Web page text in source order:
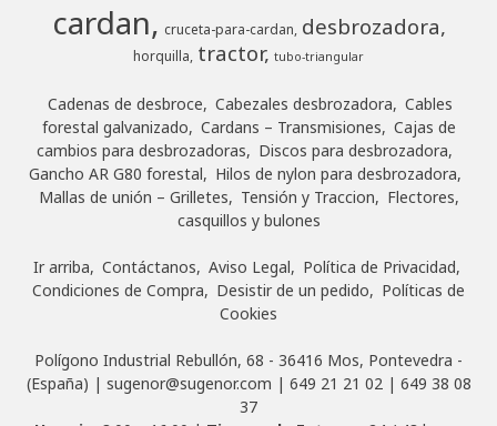
cardan cruceta-para-cardan desbrozadora
horquilla tractor tubo-triangular
Cadenas de desbroce Cabezales desbrozadora
Cables
forestal galvanizado
Cardans – Transmisiones
Cajas de
cambios para desbrozadoras
Discos para desbrozadora
Gancho AR G80 forestal
Hilos de nylon para desbrozadora
Mallas de unión – Grilletes
Tensión y Traccion
Flectores,
casquillos y bulones
Ir arriba Contáctanos Aviso Legal
Política de Privacidad
Condiciones de Compra
Desistir de un pedido
Políticas de
Cookies
Polígono Industrial Rebullón, 68 - 36416 Mos, Pontevedra -
(España) | sugenor@sugenor.com | 649 21 21 02| 649 38 08
37